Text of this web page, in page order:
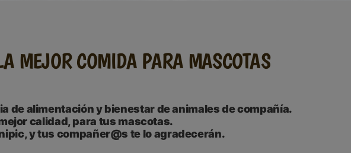
MEJOR COMIDA PARA MASCOTAS
de alimentación y bienestar de animales de compañía.
calidad, para tus mascotas.
y tus compañer@s te lo agradecerán.